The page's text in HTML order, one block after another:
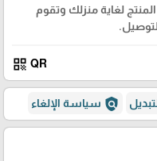
لغاية منزلك وتقوم
QR
qr_code
policy سياسة الإلغاء